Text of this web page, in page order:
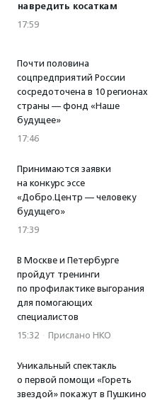
навредить косаткам
17:59
Почти половина
соцпредприятий России
сосредоточена в 10 регионах
страны — фонд «Наше
будущее»
17:46
Принимаются заявки
на конкурс эссе
«Добро.Центр — человеку
будущего»
17:39
В Москве и Петербурге
пройдут тренинги
по профилактике выгорания
для помогающих
специалистов
15:32 · Прислано НКО
Уникальный спектакль
о первой помощи «Гореть
звездой» покажут в Пушкино